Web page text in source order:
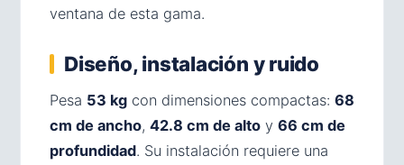
ventana de esta gama.
Diseño, instalación y ruido
Pesa 53 kg con dimensiones compactas: 68
cm de ancho, 42.8 cm de alto y 66 cm de
profundidad. Su instalación requiere una